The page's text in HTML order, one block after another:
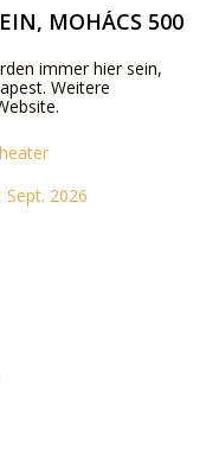
MOHÁCS 500
immer hier sein,
Weitere
Sept. 2026